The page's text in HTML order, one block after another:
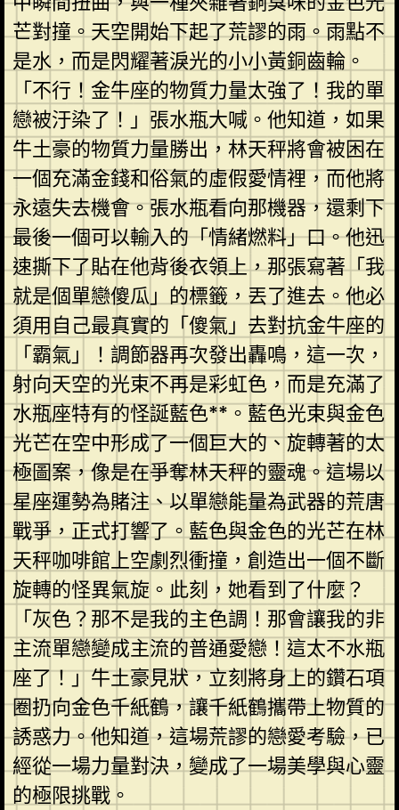
芒對撞。天空開始下起了荒謬的雨。雨點不
是水，而是閃耀著淚光的小小黃銅齒輪。
「不行！金牛座的物質力量太強了！我的單
戀被汙染了！」張水瓶大喊。他知道，如果
牛土豪的物質力量勝出，林天秤將會被困在
一個充滿金錢和俗氣的虛假愛情裡，而他將
永遠失去機會。張水瓶看向那機器，還剩下
最後一個可以輸入的「情緒燃料」口。他迅
速撕下了貼在他背後衣領上，那張寫著「我
就是個單戀傻瓜」的標籤，丟了進去。他必
須用自己最真實的「傻氣」去對抗金牛座的
「霸氣」！調節器再次發出轟鳴，這一次，
射向天空的光束不再是彩虹色，而是充滿了
水瓶座特有的怪誕藍色**。藍色光束與金色
光芒在空中形成了一個巨大的、旋轉著的太
極圖案，像是在爭奪林天秤的靈魂。這場以
星座運勢為賭注、以單戀能量為武器的荒唐
戰爭，正式打響了。藍色與金色的光芒在林
天秤咖啡館上空劇烈衝撞，創造出一個不斷
旋轉的怪異氣旋。此刻，她看到了什麼？
「灰色？那不是我的主色調！那會讓我的非
主流單戀變成主流的普通愛戀！這太不水瓶
座了！」牛土豪見狀，立刻將身上的鑽石項
圈扔向金色千紙鶴，讓千紙鶴攜帶上物質的
誘惑力。他知道，這場荒謬的戀愛考驗，已
經從一場力量對決，變成了一場美學與心靈
的極限挑戰。